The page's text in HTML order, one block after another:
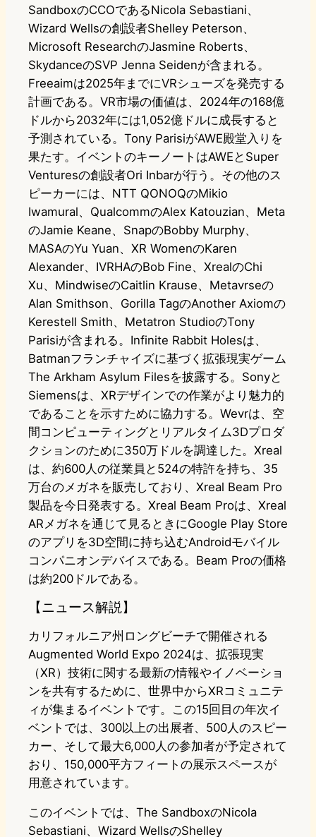
SandboxのCCOであるNicola Sebastiani、
Wizard Wellsの創設者Shelley Peterson、
Microsoft ResearchのJasmine Roberts、
SkydanceのSVP Jenna Seidenが含まれる。
Freeaimは2025年までにVRシューズを発売する
計画である。VR市場の価値は、2024年の168億
ドルから2032年には1,052億ドルに成長すると
予測されている。Tony ParisiがAWE殿堂入りを
果たす。イベントのキーノートはAWEとSuper
Venturesの創設者Ori Inbarが行う。その他のス
ピーカーには、NTT QONOQのMikio
Iwamural、QualcommのAlex Katouzian、Meta
のJamie Keane、SnapのBobby Murphy、
MASAのYu Yuan、XR WomenのKaren
Alexander、IVRHAのBob Fine、XrealのChi
Xu、MindwiseのCaitlin Krause、Metavrseの
Alan Smithson、Gorilla TagのAnother Axiomの
Kerestell Smith、Metatron StudioのTony
Parisiが含まれる。Infinite Rabbit Holesは、
Batmanフランチャイズに基づく拡張現実ゲーム
The Arkham Asylum Filesを披露する。Sonyと
Siemensは、XRデザインでの作業がより魅力的
であることを示すために協力する。Wevrは、空
間コンピューティングとリアルタイム3Dプロダ
クションのために350万ドルを調達した。Xreal
は、約600人の従業員と524の特許を持ち、35
万台のメガネを販売しており、Xreal Beam Pro
製品を今日発表する。Xreal Beam Proは、Xreal
ARメガネを通じて見るときにGoogle Play Store
のアプリを3D空間に持ち込むAndroidモバイル
コンパニオンデバイスである。Beam Proの価格
は約200ドルである。
【ニュース解説】
カリフォルニア州ロングビーチで開催される
Augmented World Expo 2024は、拡張現実
（XR）技術に関する最新の情報やイノベーショ
ンを共有するために、世界中からXRコミュニテ
ィが集まるイベントです。この15回目の年次イ
ベントでは、300以上の出展者、500人のスピー
カー、そして最大6,000人の参加者が予定されて
おり、150,000平方フィートの展示スペースが
用意されています。
このイベントでは、The SandboxのNicola
Sebastiani、Wizard WellsのShelley